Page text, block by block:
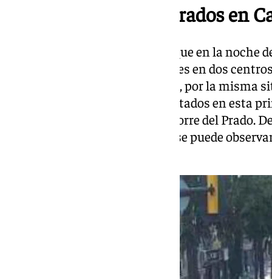
Otros dos centros cerrados en
Esta decisión llega después de que en la noche
decretara la suspensión de clases en dos
Campanillas, en Málaga capital, por la misma
inundaciones. Los colegios afectados en esta
Francisco de Quevedo y el IES Torre del Prado.
ha amanecido inundado como se puede